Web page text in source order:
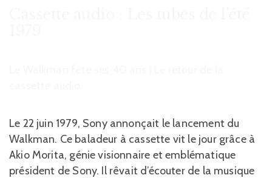
Le 22 juin 1979, Sony annonçait le lancement du
Walkman. Ce baladeur à cassette vit le jour grâce à
Akio Morita, génie visionnaire et emblématique
président de Sony. Il rêvait d’écouter de la musique